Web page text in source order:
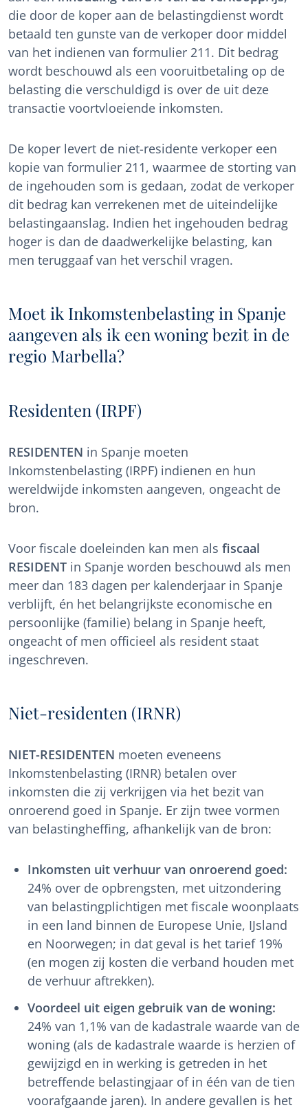
die door de koper aan de belastingdienst wordt
betaald ten gunste van de verkoper door middel
van het indienen van formulier 211. Dit bedrag
wordt beschouwd als een vooruitbetaling op de
belasting die verschuldigd is over de uit deze
transactie voortvloeiende inkomsten.
De koper levert de niet-residente verkoper een
kopie van formulier 211, waarmee de storting van
de ingehouden som is gedaan, zodat de verkoper
dit bedrag kan verrekenen met de uiteindelijke
belastingaanslag. Indien het ingehouden bedrag
hoger is dan de daadwerkelijke belasting, kan
men teruggaaf van het verschil vragen.
Moet ik Inkomstenbelasting in Spanje
aangeven als ik een woning bezit in de
regio Marbella?
Residenten (IRPF)
RESIDENTEN in Spanje moeten
Inkomstenbelasting (IRPF) indienen en hun
wereldwijde inkomsten aangeven, ongeacht de
bron.
Voor fiscale doeleinden kan men als fiscaal
RESIDENT in Spanje worden beschouwd als men
meer dan 183 dagen per kalenderjaar in Spanje
verblijft, én het belangrijkste economische en
persoonlijke (familie) belang in Spanje heeft,
ongeacht of men officieel als resident staat
ingeschreven.
Niet-residenten (IRNR)
NIET-RESIDENTEN moeten eveneens
Inkomstenbelasting (IRNR) betalen over
inkomsten die zij verkrijgen via het bezit van
onroerend goed in Spanje. Er zijn twee vormen
van belastingheffing, afhankelijk van de bron:
Inkomsten uit verhuur van onroerend goed:
24% over de opbrengsten, met uitzondering
van belastingplichtigen met fiscale woonplaats
in een land binnen de Europese Unie, IJsland
en Noorwegen; in dat geval is het tarief 19%
(en mogen zij kosten die verband houden met
de verhuur aftrekken).
Voordeel uit eigen gebruik van de woning:
24% van 1,1% van de kadastrale waarde van de
woning (als de kadastrale waarde is herzien of
gewijzigd en in werking is getreden in het
betreffende belastingjaar of in één van de tien
voorafgaande jaren). In andere gevallen is het